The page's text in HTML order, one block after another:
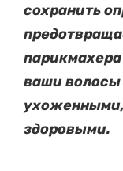
сохранить
ваши волосы
здоровыми.